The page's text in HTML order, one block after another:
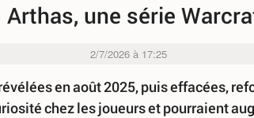
Arthas, une série
2/7/2026 à 17:25
en août 2025, puis effacées,
chez les joueurs et pourraient